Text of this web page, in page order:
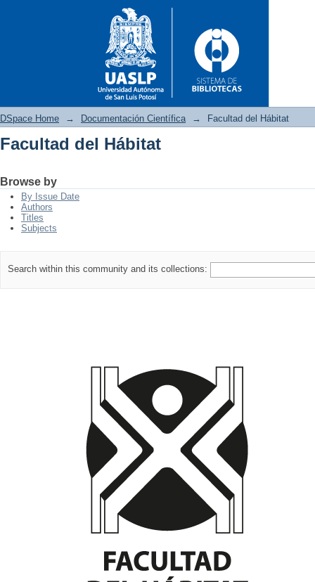
DSpace Home → Documentación Científica → Facultad del Hábitat
Facultad del Hábitat
Browse by
By Issue Date
Authors
Titles
Subjects
Search within this community and its collections: